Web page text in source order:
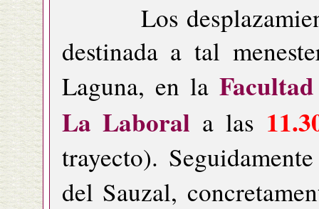
Los
destinada a tal
Laguna, en la
La Laboral a las
trayecto).
del Sauzal,